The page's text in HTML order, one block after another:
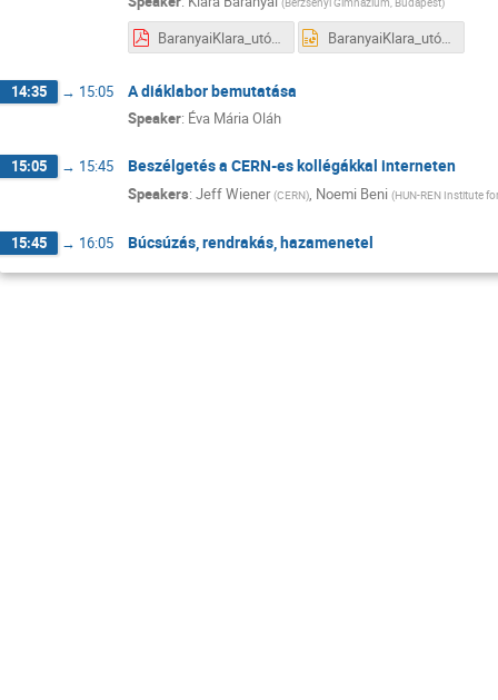
BaranyaiKlara_utóCERN 2024.pdf BaranyaiKlara_utóCERN 2024.pptx
14:35 → 15:05 A diáklabor bemutatása
Speaker: Éva Mária Oláh
15:05 → 15:45 Beszélgetés a CERN-es kollégákkal interneten
Speakers: Jeff Wiener (CERN), Noemi Beni (HUN-REN Institute
15:45 → 16:05 Búcsúzás, rendrakás, hazamenetel